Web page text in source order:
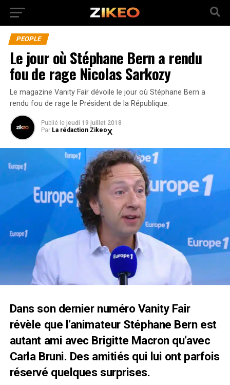
PEOPLE
Le jour où Stéphane Bern a rendu
fou de rage Nicolas Sarkozy
Le magazine Vanity Fair dévoile le jour où Stéphane Bern a
rendu fou de rage le Président de la République.
Publié le jeudi 19 juillet 2018
Par La rédaction Zikeo
Dans son dernier numéro Vanity Fair
révèle que l’animateur Stéphane Bern est
autant ami avec Brigitte Macron qu’avec
Carla Bruni. Des amitiés qui lui ont parfois
réservé quelques surprises.